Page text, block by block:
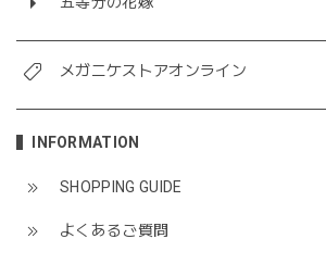
メガニケストアオンライン
INFORMATION
SHOPPING GUIDE
よくあるご質問